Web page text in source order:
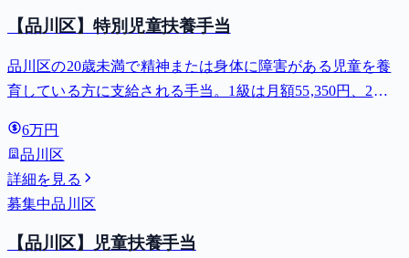
【品川区】特別児童扶養手当
品川区の20歳未満で精神または身体に障害がある児童を養
育している方に支給される手当。1級は月額55,350円、2級
6万円
品川区
詳細を見る
募集中品川区
【品川区】児童扶養手当